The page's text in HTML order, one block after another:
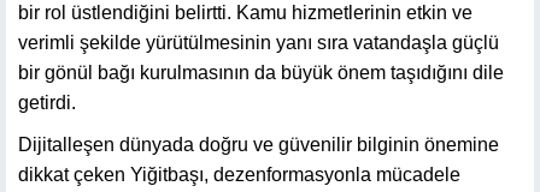
bir rol üstlendiğini belirtti. Kamu hizmetlerinin etkin ve
verimli şekilde yürütülmesinin yanı sıra vatandaşla güçlü
bir gönül bağı kurulmasının da büyük önem taşıdığını dile
getirdi.
Dijitalleşen dünyada doğru ve güvenilir bilginin önemine
dikkat çeken Yiğitbaşı, dezenformasyonla mücadele